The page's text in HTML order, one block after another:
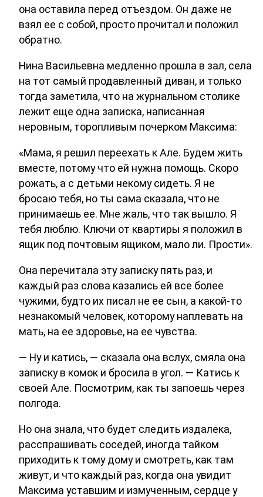
она оставила перед отъездом. Он даже не
взял ее с собой, просто прочитал и положил
обратно.
Нина Васильевна медленно прошла в зал, села
на тот самый продавленный диван, и только
тогда заметила, что на журнальном столике
лежит еще одна записка, написанная
неровным, торопливым почерком Максима:
«Мама, я решил переехать к Але. Будем жить
вместе, потому что ей нужна помощь. Скоро
рожать, а с детьми некому сидеть. Я не
бросаю тебя, но ты сама сказала, что не
принимаешь ее. Мне жаль, что так вышло. Я
тебя люблю. Ключи от квартиры я положил в
ящик под почтовым ящиком, мало ли. Прости».
Она перечитала эту записку пять раз, и
каждый раз слова казались ей все более
чужими, будто их писал не ее сын, а какой-то
незнакомый человек, которому наплевать на
мать, на ее здоровье, на ее чувства.
— Ну и катись, — сказала она вслух, смяла она
записку в комок и бросила в угол. — Катись к
своей Але. Посмотрим, как ты запоешь через
полгода.
Но она знала, что будет следить издалека,
расспрашивать соседей, иногда тайком
приходить к тому дому и смотреть, как там
живут, и что каждый раз, когда она увидит
Максима уставшим и измученным, сердце у